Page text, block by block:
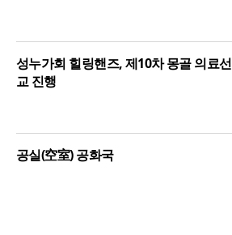
성누가회 힐링핸즈, 제10차 몽골 의료선
교 진행
공실(空室) 공화국